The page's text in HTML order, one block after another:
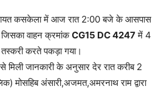
कसकेला में आज रात 2:00 बजे के आसपास
जिसका वाहन क्रमांकCG15 DC 4247में 4
करते पकड़ा गया।
मिली जानकारी के अनुसार देर रात करीब 2
मोसहिब अंसारी,अजमत,अमरनाथ राम द्वारा